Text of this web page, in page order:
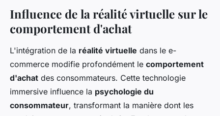
Influence de la réalité virtuelle sur le
comportement d'achat
L'intégration de la réalité virtuelle dans le e-
commerce modifie profondément le comportement
d'achat des consommateurs. Cette technologie
immersive influence la psychologie du
consommateur, transformant la manière dont les